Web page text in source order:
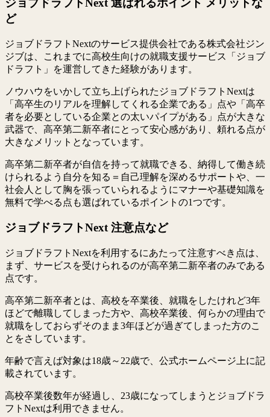
ジョブドラフトNext 選ばれるポイント メリットな
ど
ジョブドラフトNextのサービス提供会社である株式会社ジン
ジブは、これまでに高校生向けの就職支援サービス「ジョブ
ドラフト」を運営してきた経験があります。
ノウハウをいかして立ち上げられたジョブドラフトNextは
「高卒生のリアルを理解してくれる企業である」点や「高卒
者を必要としている企業との太いパイプがある」点が大きな
武器で、高卒第二新卒者にとって安心感があり、頼れる点が
大きなメリットとなっています。
高卒第二新卒者が自信を持って就職できる、納得して働き続
けられるよう自分を知る＝自己理解を深めるサポートや、一
社会人として胸を張っていられるようにマナーや基礎知識を
無料で学べる点も選ばれているポイントの1つです。
ジョブドラフトNext 注意点など
ジョブドラフトNextを利用するにあたって注意すべき点は、
まず、サービスを受けられるのが高卒第二新卒者のみである
点です。
高卒第二新卒者とは、高校を卒業後、就職をしたけれど3年
ほどで離職してしまった方や、高校卒業後、何らかの理由で
就職をしておらずそのまま3年ほどが過ぎてしまった方のこ
とをさしています。
年齢で言えば対象は18歳～22歳で、公式ホームページ上に記
載されています。
高校卒業後数年が経過し、23歳になってしまうとジョブドラ
フトNextは利用できません。